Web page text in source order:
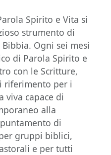
Spirito e Vita si
strumento di
Ogni sei mesi
di Parola Spirito e
con le Scritture,
riferimento per i
viva capace di
alla
di
gruppi biblici,
e per tutti